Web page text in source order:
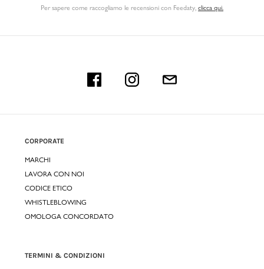
Per sapere come raccogliamo le recensioni con Feedaty clicca qui.
CORPORATE
MARCHI
LAVORA CON NOI
CODICE ETICO
WHISTLEBLOWING
OMOLOGA CONCORDATO
TERMINI & CONDIZIONI